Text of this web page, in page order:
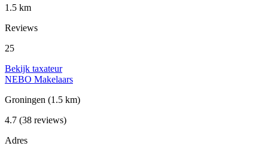
1.5 km
Reviews
25
Bekijk taxateur
NEBO Makelaars
Groningen (1.5 km)
4.7 (38 reviews)
Adres